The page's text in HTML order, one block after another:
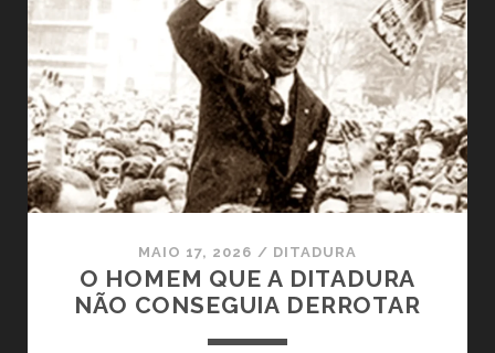
MAIO 17, 2026 / DITADURA
O HOMEM QUE A DITADURA
NÃO CONSEGUIA DERROTAR